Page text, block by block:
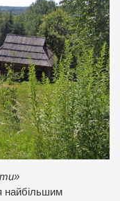
найбільшим